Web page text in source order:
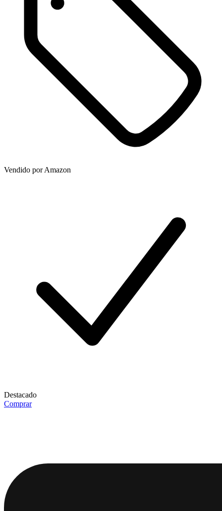
Vendido porAmazon
Destacado
Comprar